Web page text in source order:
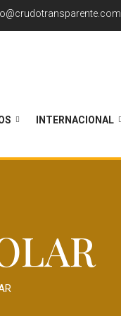
INTERNACIONAL